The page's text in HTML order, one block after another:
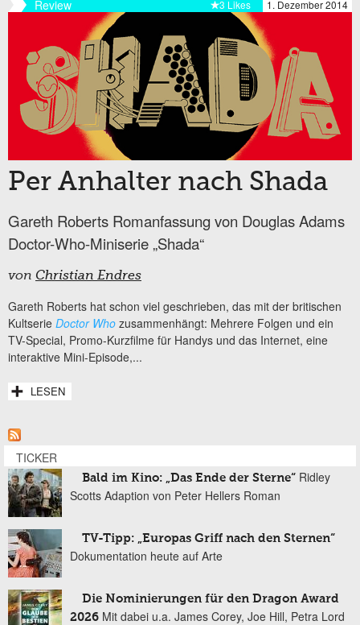
Review 1. Dezember 2014
3 Likes
Per Anhalter nach Shada
Gareth Roberts Romanfassung von Douglas Adams
Doctor-Who-Miniserie „Shada“
von Christian Endres
Gareth Roberts hat schon viel geschrieben, das mit der britischen
Kultserie Doctor Who zusammenhängt: Mehrere Folgen und ein
TV-Special, Promo-Kurzfilme für Handys und das Internet, eine
interaktive Mini-Episode,...
LESEN
TICKER
Bald im Kino: „Das Ende der Sterne“ Ridley
Scotts Adaption von Peter Hellers Roman
TV-Tipp: „Europas Griff nach den Sternen“
Dokumentation heute auf Arte
Die Nominierungen für den Dragon Award
2026 Mit dabei u.a. James Corey, Joe Hill, Petra Lord